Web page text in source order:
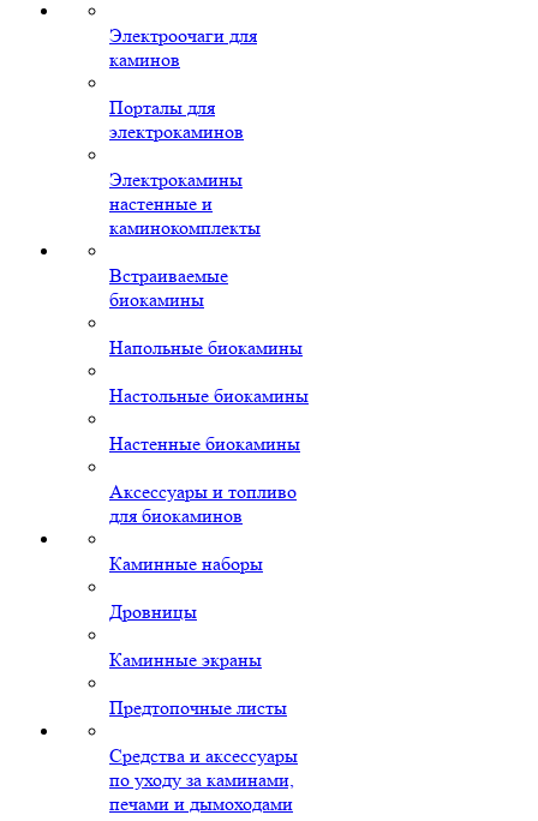
Электроочаги для
каминов
Порталы для
электрокаминов
Электрокамины
настенные и
каминокомплекты
Встраиваемые
биокамины
Напольные биокамины
Настольные биокамины
Настенные биокамины
Аксессуары и топливо
для биокаминов
Каминные наборы
Дровницы
Каминные экраны
Предтопочные листы
Средства и аксессуары
по уходу за каминами,
печами и дымоходами